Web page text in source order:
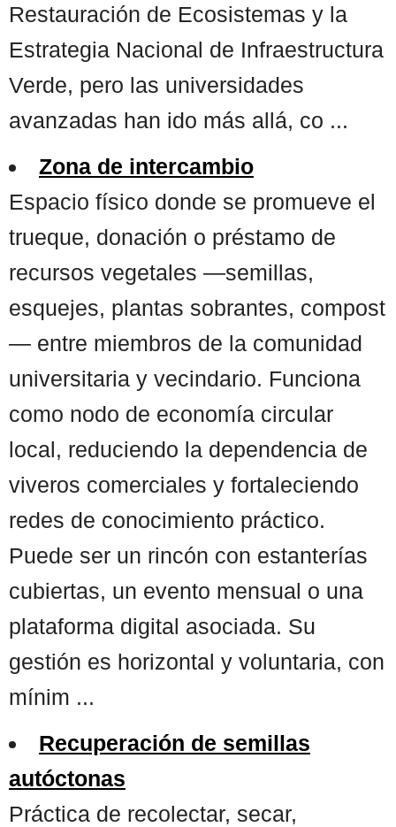
Restauración de Ecosistemas y la
Estrategia Nacional de Infraestructura
Verde, pero las universidades
avanzadas han ido más allá, co ...
Zona de intercambio
Espacio físico donde se promueve el
trueque, donación o préstamo de
recursos vegetales —semillas,
esquejes, plantas sobrantes, compost
— entre miembros de la comunidad
universitaria y vecindario. Funciona
como nodo de economía circular
local, reduciendo la dependencia de
viveros comerciales y fortaleciendo
redes de conocimiento práctico.
Puede ser un rincón con estanterías
cubiertas, un evento mensual o una
plataforma digital asociada. Su
gestión es horizontal y voluntaria, con
mínim ...
Recuperación de semillas
autóctonas
Práctica de recolectar, secar,